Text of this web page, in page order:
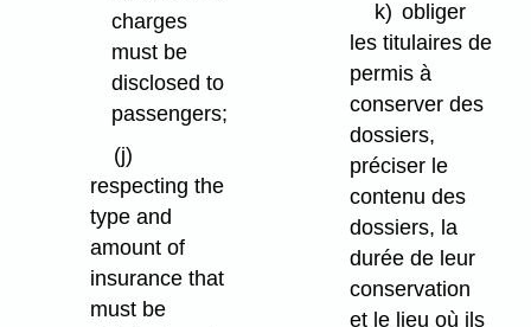
charges
must be
disclosed to
passengers;
(j)
respecting the
type and
amount of
insurance that
must be
k) obliger
les titulaires de
permis à
conserver des
dossiers,
préciser le
contenu des
dossiers, la
durée de leur
conservation
et le lieu où ils